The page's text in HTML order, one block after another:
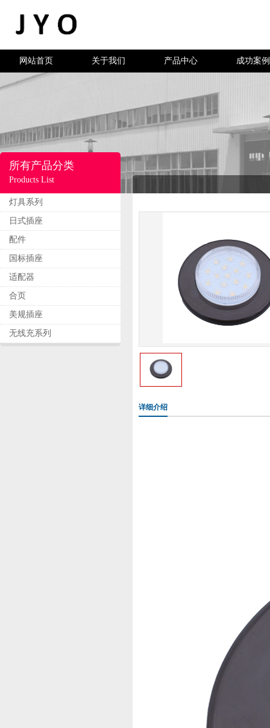
网站首页 关于我们 产品中心 成功案例
所有产品分类
Products List
灯具系列
日式插座
配件
国标插座
适配器
合页
美规插座
无线充系列
详细介绍